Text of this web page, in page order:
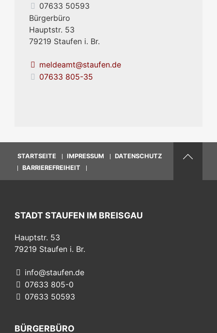
07633 50593
Bürgerbüro
Hauptstr. 53
79219 Staufen i. Br.
meldeamt@staufen.de
07633 805-35
STARTSEITE IMPRESSUM
DATENSCHUTZ
BARRIEREFREIHEIT
STADT STAUFEN IM BREISGAU
Hauptstr. 53
79219 Staufen i. Br.
info@staufen.de
07633 805-0
07633 50593
BÜRGERBÜRO